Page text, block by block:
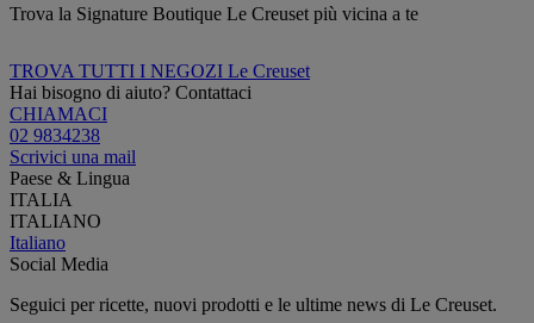
Trova la Signature Boutique Le Creuset più vicina a te
TROVA TUTTI I NEGOZI Le Creuset
Hai bisogno di aiuto? Contattaci
CHIAMACI
02 9834238
Scrivici una mail
Paese & Lingua
ITALIA
ITALIANO
Italiano
Social Media
Seguici per ricette, nuovi prodotti e le ultime news di Le Creuset.